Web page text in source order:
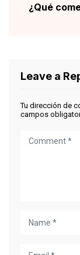
¿Qué
Leave a
Tu dirección de
campos